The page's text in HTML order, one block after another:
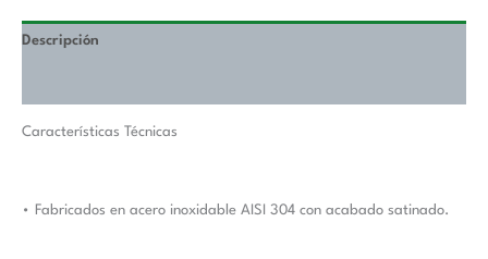
Descripción
Características Técnicas
• Fabricados en acero inoxidable AISI 304 con acabado satinado.